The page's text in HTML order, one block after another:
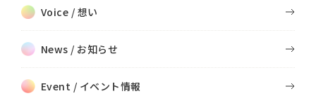
Voice / 想い
News / お知らせ
Event / イベント情報